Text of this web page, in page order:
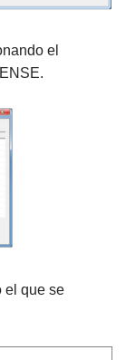
el
el que se